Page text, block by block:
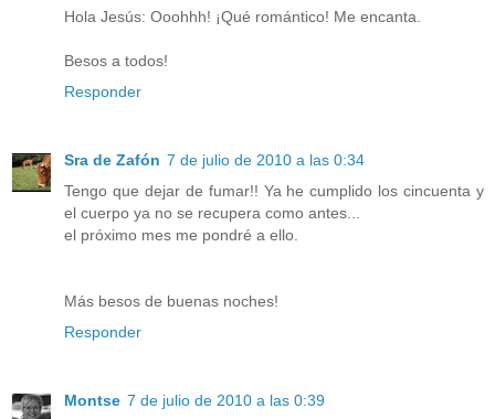
Hola Jesús: Ooohhh! ¡Qué romántico! Me encanta.
Besos a todos!
Responder
Sra de Zafón 7 de julio de 2010 a las 0:34
Tengo que dejar de fumar!! Ya he cumplido los cincuenta y
el cuerpo ya no se recupera como antes...
el próximo mes me pondré a ello.
Más besos de buenas noches!
Responder
Montse 7 de julio de 2010 a las 0:39